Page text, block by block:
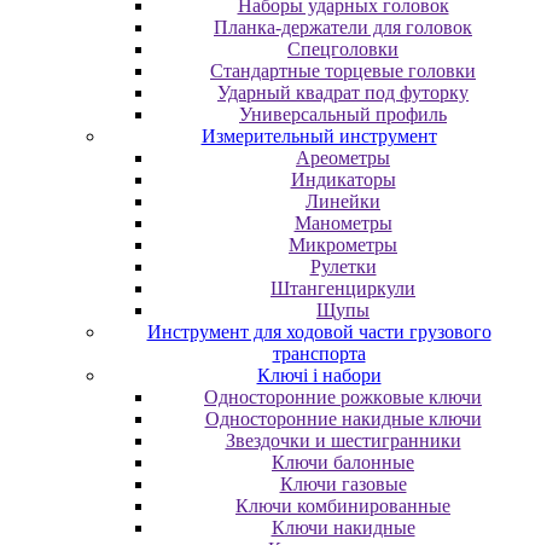
Наборы ударных головок
Планка-держатели для головок
Спецголовки
Стандартные торцевые головки
Ударный квадрат под футорку
Универсальный профиль
Измерительный инструмент
Ареометры
Индикаторы
Линейки
Манометры
Микрометры
Рулетки
Штангенциркули
Щупы
Инструмент для ходовой части грузового
транспорта
Ключі і набори
Oднocтopoнниe poжкoвыe ключи
Oднocтopoнниe нaкидныe ключи
Звездочки и шестигранники
Ключи балонные
Ключи газовые
Ключи комбинированные
Ключи накидные